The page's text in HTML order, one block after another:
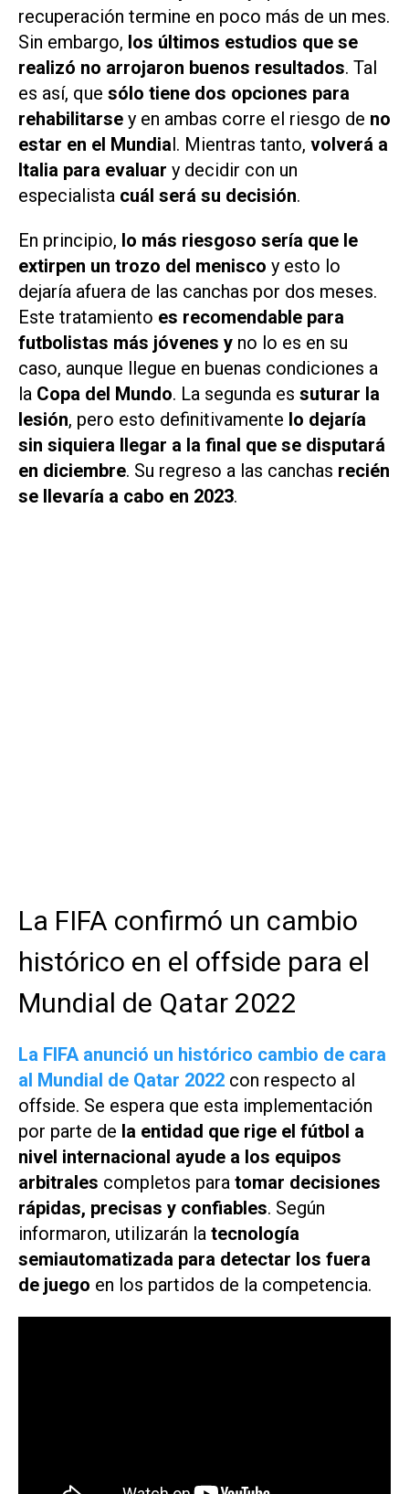
recuperación termine en poco más de un mes.
Sin embargo, los últimos estudios que se
realizó no arrojaron buenos resultados. Tal
es así, que sólo tiene dos opciones para
rehabilitarse y en ambas corre el riesgo de no
estar en el Mundial. Mientras tanto, volverá a
Italia para evaluar y decidir con un
especialista cuál será su decisión.
En principio, lo más riesgoso sería que le
extirpen un trozo del menisco y esto lo
dejaría afuera de las canchas por dos meses.
Este tratamiento es recomendable para
futbolistas más jóvenes y no lo es en su
caso, aunque llegue en buenas condiciones a
la Copa del Mundo. La segunda es suturar la
lesión, pero esto definitivamente lo dejaría
sin siquiera llegar a la final que se disputará
en diciembre. Su regreso a las canchas recién
se llevaría a cabo en 2023.
La FIFA confirmó un cambio
histórico en el offside para el
Mundial de Qatar 2022
La FIFA anunció un histórico cambio de cara
al Mundial de Qatar 2022 con respecto al
offside. Se espera que esta implementación
por parte de la entidad que rige el fútbol a
nivel internacional ayude a los equipos
arbitrales completos para tomar decisiones
rápidas, precisas y confiables. Según
informaron, utilizarán la tecnología
semiautomatizada para detectar los fuera
de juego en los partidos de la competencia.